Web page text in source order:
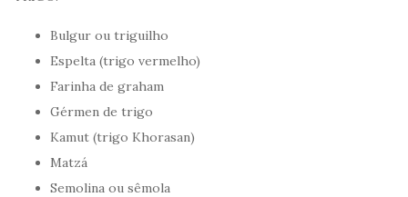
Bulgur ou triguilho
Espelta (trigo vermelho)
Farinha de graham
Gérmen de trigo
Kamut (trigo Khorasan)
Matzá
Semolina ou sêmola